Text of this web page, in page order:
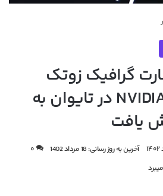
گرافیک زوتک
NVIDIA GeForce RTX در تایوان به
یافت
آخرین به روز رسانی: 18 مرداد 1402
۰